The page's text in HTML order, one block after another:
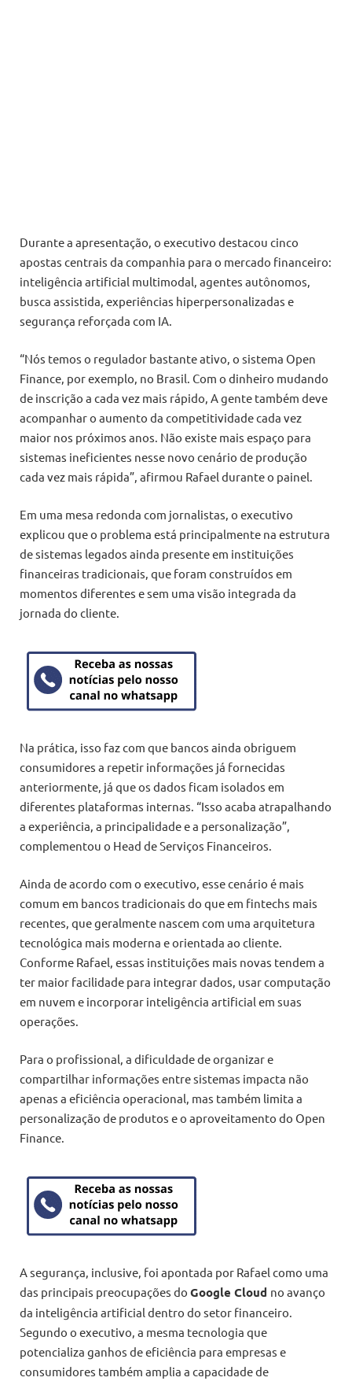
Durante a apresentação, o executivo destacou cinco
apostas centrais da companhia para o mercado financeiro:
inteligência artificial multimodal, agentes autônomos,
busca assistida, experiências hiperpersonalizadas e
segurança reforçada com IA.
“Nós temos o regulador bastante ativo, o sistema Open
Finance, por exemplo, no Brasil. Com o dinheiro mudando
de inscrição a cada vez mais rápido, A gente também deve
acompanhar o aumento da competitividade cada vez
maior nos próximos anos. Não existe mais espaço para
sistemas ineficientes nesse novo cenário de produção
cada vez mais rápida”, afirmou Rafael durante o painel.
Em uma mesa redonda com jornalistas, o executivo
explicou que o problema está principalmente na estrutura
de sistemas legados ainda presente em instituições
financeiras tradicionais, que foram construídos em
momentos diferentes e sem uma visão integrada da
jornada do cliente.
Na prática, isso faz com que bancos ainda obriguem
consumidores a repetir informações já fornecidas
anteriormente, já que os dados ficam isolados em
diferentes plataformas internas. “Isso acaba atrapalhando
a experiência, a principalidade e a personalização”,
complementou o Head de Serviços Financeiros.
Ainda de acordo com o executivo, esse cenário é mais
comum em bancos tradicionais do que em fintechs mais
recentes, que geralmente nascem com uma arquitetura
tecnológica mais moderna e orientada ao cliente.
Conforme Rafael, essas instituições mais novas tendem a
ter maior facilidade para integrar dados, usar computação
em nuvem e incorporar inteligência artificial em suas
operações.
Para o profissional, a dificuldade de organizar e
compartilhar informações entre sistemas impacta não
apenas a eficiência operacional, mas também limita a
personalização de produtos e o aproveitamento do Open
Finance.
A segurança, inclusive, foi apontada por Rafael como uma
das principais preocupações do Google Cloud no avanço
da inteligência artificial dentro do setor financeiro.
Segundo o executivo, a mesma tecnologia que
potencializa ganhos de eficiência para empresas e
consumidores também amplia a capacidade de